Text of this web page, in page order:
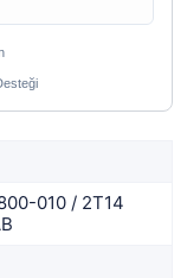
010 / 2T14